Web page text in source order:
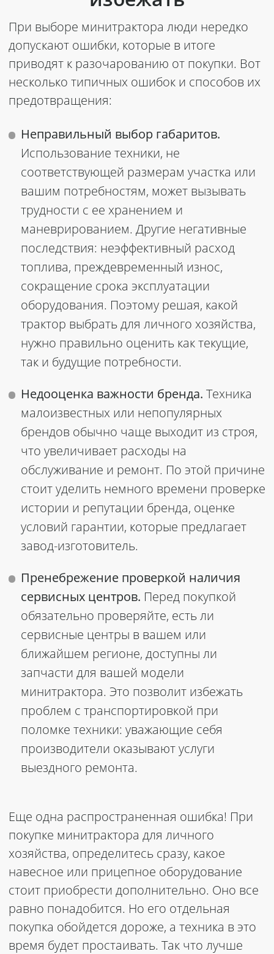
При выборе минитрактора люди нередко
допускают ошибки, которые в итоге
приводят к разочарованию от покупки. Вот
несколько типичных ошибок и способов их
предотвращения:
Неправильный выбор габаритов.
Использование техники, не
соответствующей размерам участка или
вашим потребностям, может вызывать
трудности с ее хранением и
маневрированием. Другие негативные
последствия: неэффективный расход
топлива, преждевременный износ,
сокращение срока эксплуатации
оборудования. Поэтому решая, какой
трактор выбрать для личного хозяйства,
нужно правильно оценить как текущие,
так и будущие потребности.
Недооценка важности бренда. Техника
малоизвестных или непопулярных
брендов обычно чаще выходит из строя,
что увеличивает расходы на
обслуживание и ремонт. По этой причине
стоит уделить немного времени проверке
истории и репутации бренда, оценке
условий гарантии, которые предлагает
завод-изготовитель.
Пренебрежение проверкой наличия
сервисных центров. Перед покупкой
обязательно проверяйте, есть ли
сервисные центры в вашем или
ближайшем регионе, доступны ли
запчасти для вашей модели
минитрактора. Это позволит избежать
проблем с транспортировкой при
поломке техники: уважающие себя
производители оказывают услуги
выездного ремонта.
Еще одна распространенная ошибка! При
покупке минитрактора для личного
хозяйства, определитесь сразу, какое
навесное или прицепное оборудование
стоит приобрести дополнительно. Оно все
равно понадобится. Но его отдельная
покупка обойдется дороже, а техника в это
время будет простаивать. Так что лучше